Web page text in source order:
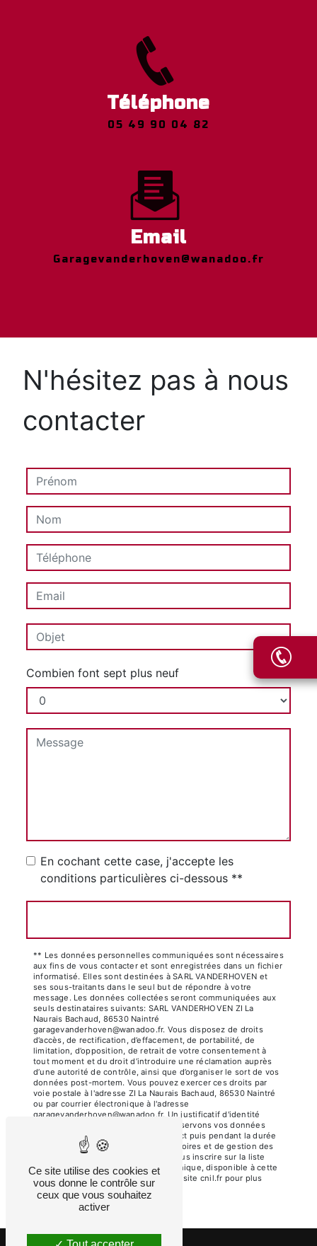
Téléphone
05 49 90 04 82
Email
garagevanderhoven@wanadoo.fr
N'hésitez pas à nous
contacter
Combien font sept plus neuf
En cochant cette case, j'accepte les
conditions particulières ci-dessous **
** Les données personnelles communiquées sont nécessaires
aux fins de vous contacter et sont enregistrées dans un fichier
informatisé. Elles sont destinées à SARL VANDERHOVEN et
ses sous-traitants dans le seul but de répondre à votre
message. Les données collectées seront communiquées aux
seuls destinataires suivants: SARL VANDERHOVEN ZI La
Naurais Bachaud, 86530 Naintré
garagevanderhoven@wanadoo.fr. Vous disposez de droits
d’accès, de rectification, d’effacement, de portabilité, de
limitation, d’opposition, de retrait de votre consentement à
tout moment et du droit d’introduire une réclamation auprès
d’une autorité de contrôle, ainsi que d’organiser le sort de vos
données post-mortem. Vous pouvez exercer ces droits par
voie postale à l'adresse ZI La Naurais Bachaud, 86530 Naintré
ou par courrier électronique à l'adresse
garagevanderhoven@wanadoo.fr. Un justificatif d'identité
pourra vous être demandé. Nous conservons vos données
pendant la période de prise de contact puis pendant la durée
de prescription légale aux fins probatoires et de gestion des
contentieux. Vous avez le droit de vous inscrire sur la liste
d'opposition au démarchage téléphonique, disponible à cette
adresse:
Bloctel.gouv.fr. Consultez le site cnil.fr pour plus
d’informations sur vos droits.
Ce site utilise des cookies et
vous donne le contrôle sur
ceux que vous souhaitez
activer